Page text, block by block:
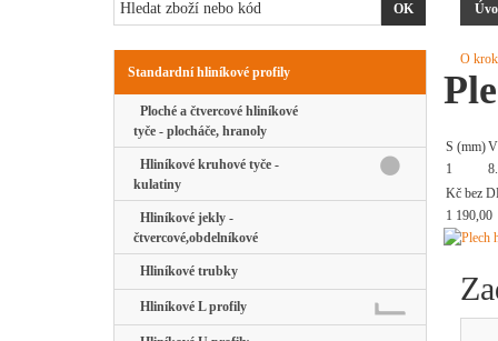
Standardní hliníkové profily
Ploché a čtvercové hliníkové
tyče - plocháče, hranoly
Hliníkové kruhové tyče -
kulatiny
Hliníkové jekly -
čtvercové,obdelníkové
Hliníkové trubky
Hliníkové L profily
O
S (mm)
1
Kč bez
1 190,00